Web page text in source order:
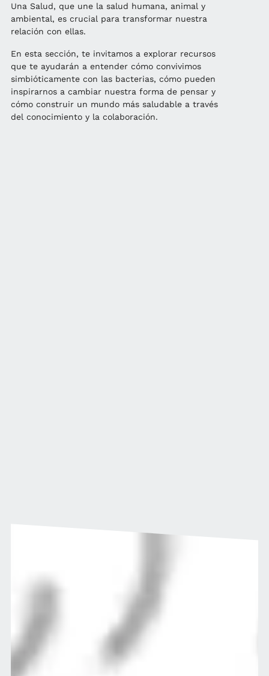
Una Salud, que une la salud humana, animal y
ambiental, es crucial para transformar nuestra
relación con ellas.
En esta sección, te invitamos a explorar recursos
que te ayudarán a entender cómo convivimos
simbióticamente con las bacterias, cómo pueden
inspirarnos a cambiar nuestra forma de pensar y
cómo construir un mundo más saludable a través
del conocimiento y la colaboración.